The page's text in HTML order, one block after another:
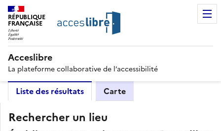
RÉPUBLIQUE
FRANÇAISE
Acceslibre
La plateforme collaborative de l’accessibilité
Liste des résultats Carte
Rechercher un lieu